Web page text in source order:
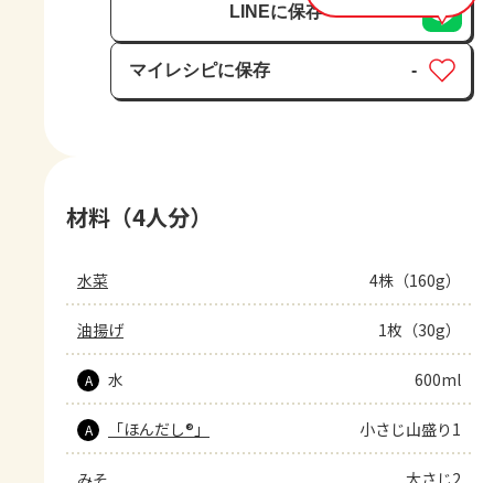
LINEに保存
マイレシピに保存
保存済み
-
材料（4人分）
水菜 4株（160g）
油揚げ 1枚（30g）
A 水 600ml
A 「ほんだし®」 小さじ山盛り1
みそ 大さじ2